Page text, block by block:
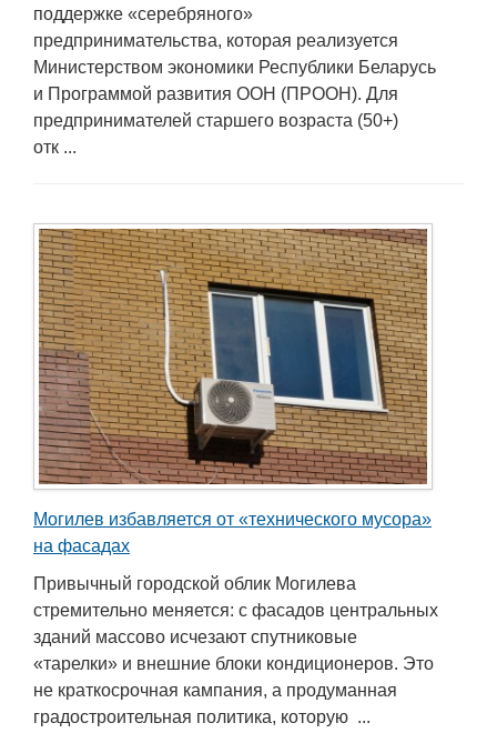
поддержке «серебряного»
предпринимательства, которая реализуется
Министерством экономики Республики Беларусь
и Программой развития ООН (ПРООН). Для
предпринимателей старшего возраста (50+)
отк ...
Могилев избавляется от «технического мусора»
на фасадах
Привычный городской облик Могилева
стремительно меняется: с фасадов центральных
зданий массово исчезают спутниковые
«тарелки» и внешние блоки кондиционеров. Это
не краткосрочная кампания, а продуманная
градостроительная политика, которую ...